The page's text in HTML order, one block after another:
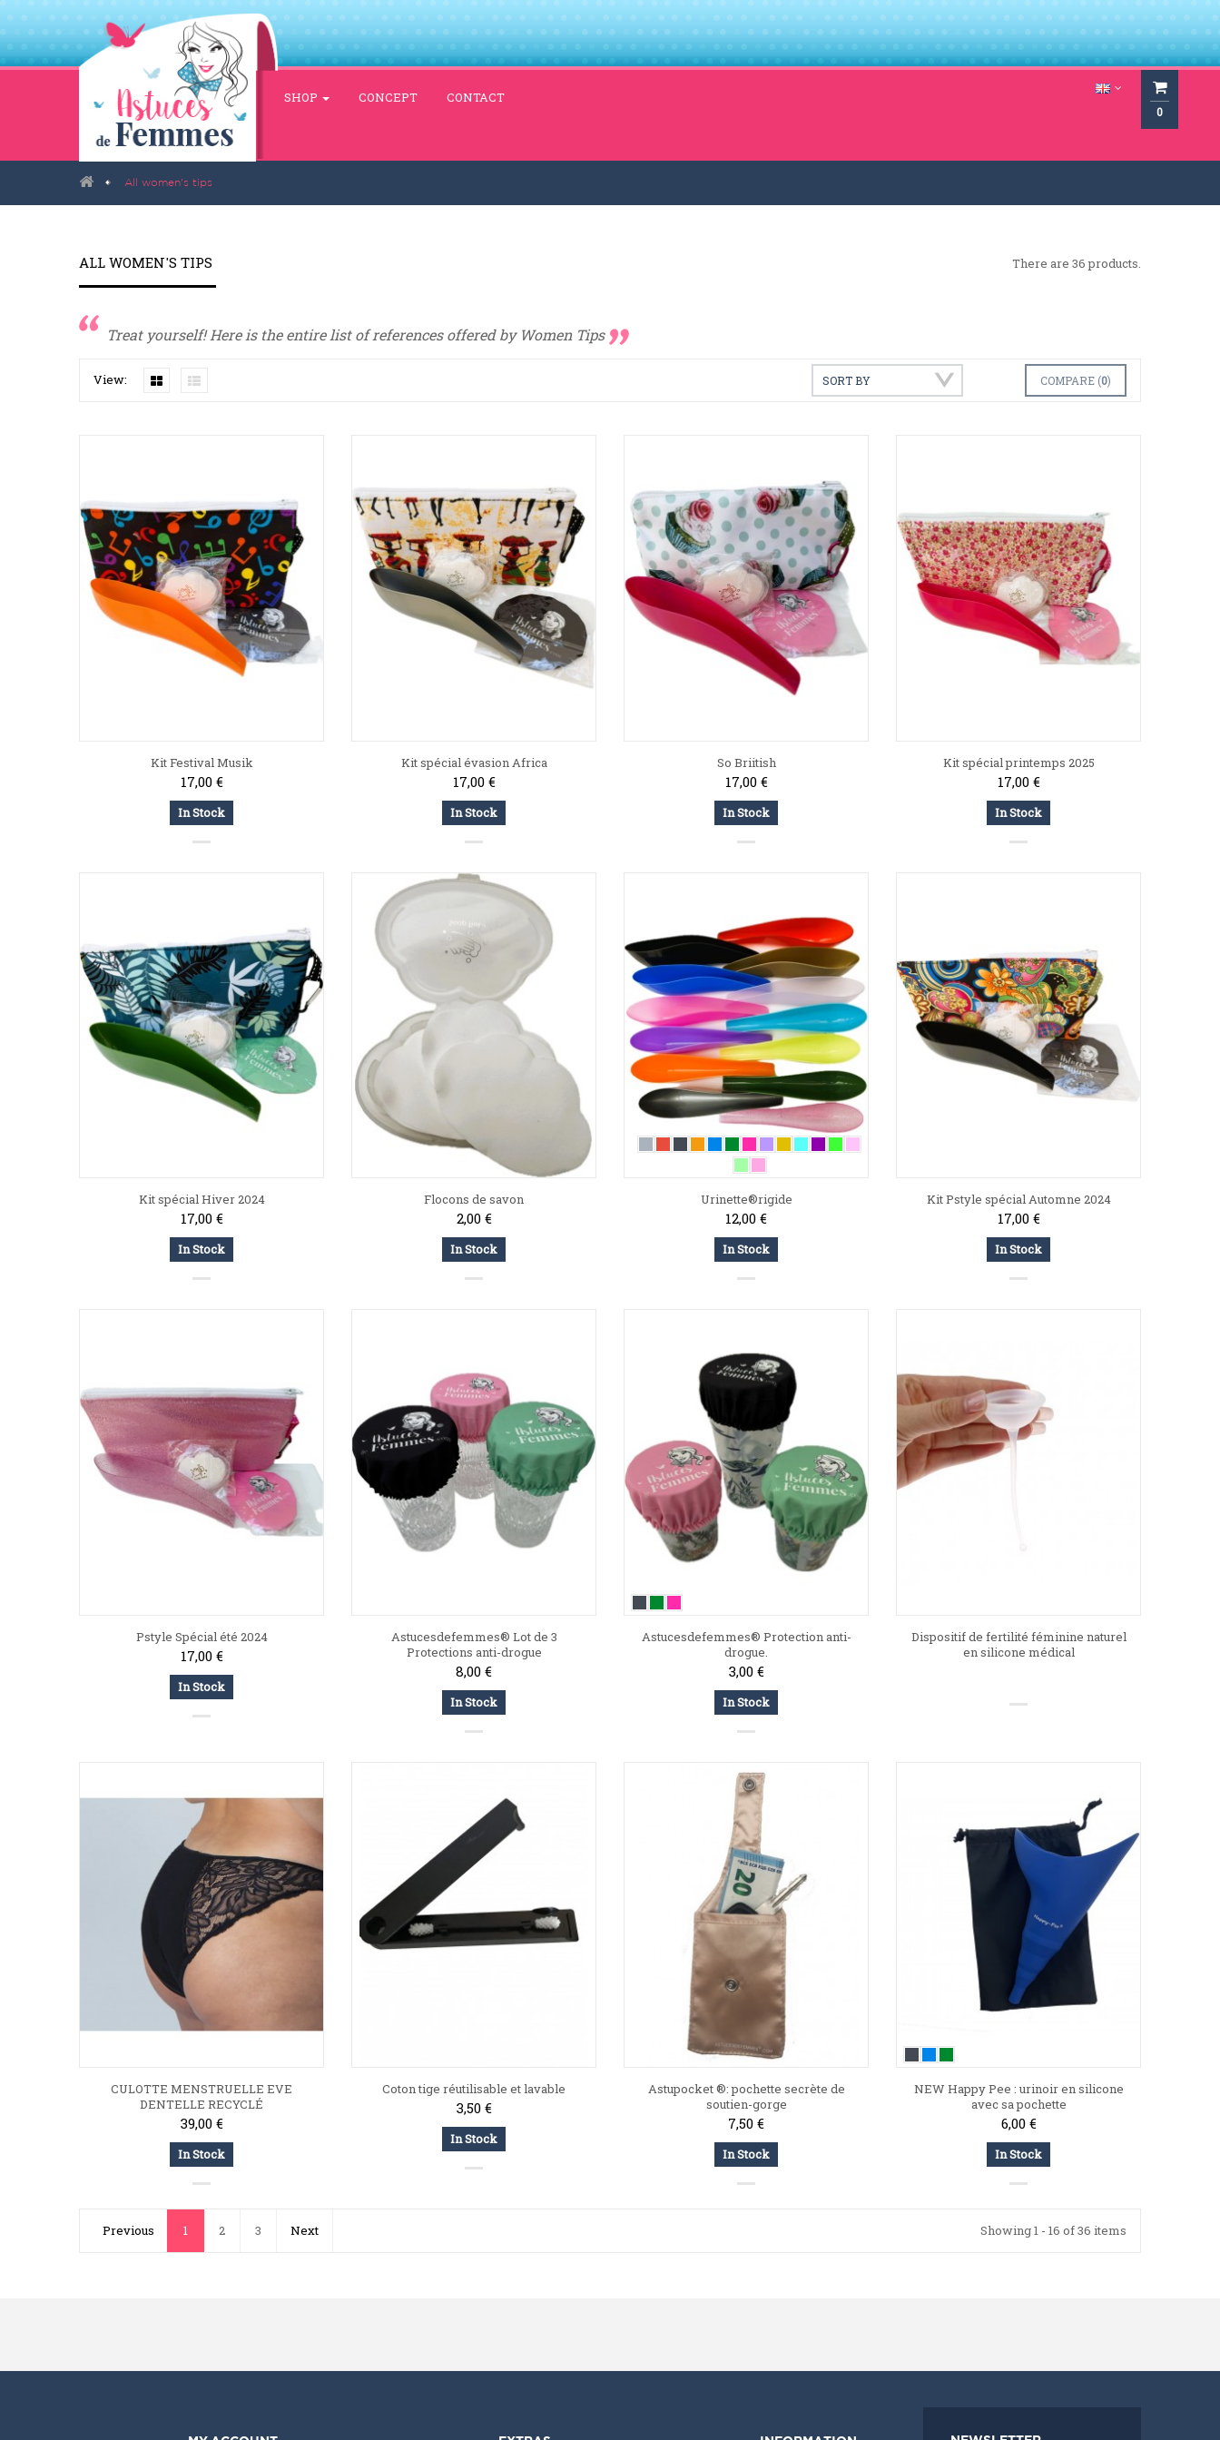
SHOP CONCEPT CONTACT
0
All women's tips
ALL WOMEN'S TIPS There are 36 products.
Treat yourself! Here is the entire list of references offered by Women Tips
View: SORT BY COMPARE (0)
Kit Festival Musik
17,00 €
In Stock
Kit spécial évasion Africa
17,00 €
In Stock
So Briitish
17,00 €
In Stock
Kit spécial printemps 2025
17,00 €
In Stock
Kit spécial Hiver 2024
17,00 €
In Stock
Flocons de savon
2,00 €
In Stock
Urinette®rigide
12,00 €
In Stock
Kit Pstyle spécial Automne 2024
17,00 €
In Stock
Pstyle Spécial été 2024
17,00 €
In Stock
Astucesdefemmes® Lot de 3
Protections anti-drogue
8,00 €
In Stock
Astucesdefemmes® Protection anti-
drogue.
3,00 €
In Stock
Dispositif de fertilité féminine naturel
en silicone médical
CULOTTE MENSTRUELLE EVE
DENTELLE RECYCLÉ
39,00 €
In Stock
Coton tige réutilisable et lavable
3,50 €
In Stock
Astupocket ®: pochette secrète de
soutien-gorge
7,50 €
In Stock
NEW Happy Pee : urinoir en silicone
avec sa pochette
6,00 €
In Stock
Previous 1 2 3 Next Showing 1 - 16 of 36 items